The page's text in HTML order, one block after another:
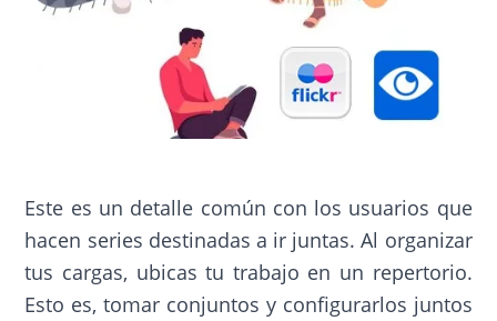
Este es un detalle común con los usuarios que
hacen series destinadas a ir juntas. Al organizar
tus cargas, ubicas tu trabajo en un repertorio.
Esto es, tomar conjuntos y configurarlos juntos